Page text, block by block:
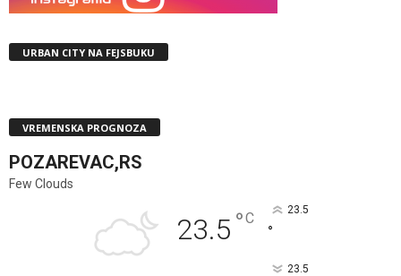
URBAN CITY NA FEJSBUKU
VREMENSKA PROGNOZA
POZAREVAC,RS
Few Clouds
23.5 °C 23.5
°
23.5